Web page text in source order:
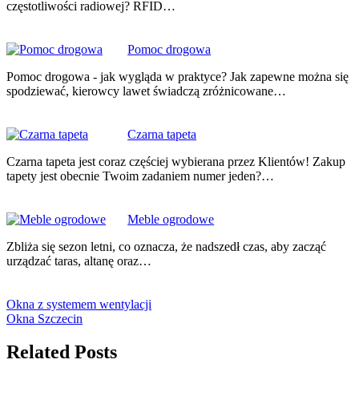
częstotliwości radiowej? RFID…
Pomoc drogowa
Pomoc drogowa - jak wygląda w praktyce? Jak zapewne można się
spodziewać, kierowcy lawet świadczą zróżnicowane…
Czarna tapeta
Czarna tapeta jest coraz częściej wybierana przez Klientów! Zakup
tapety jest obecnie Twoim zadaniem numer jeden?…
Meble ogrodowe
Zbliża się sezon letni, co oznacza, że nadszedł czas, aby zacząć
urządzać taras, altanę oraz…
Okna z systemem wentylacji
Okna Szczecin
Related Posts